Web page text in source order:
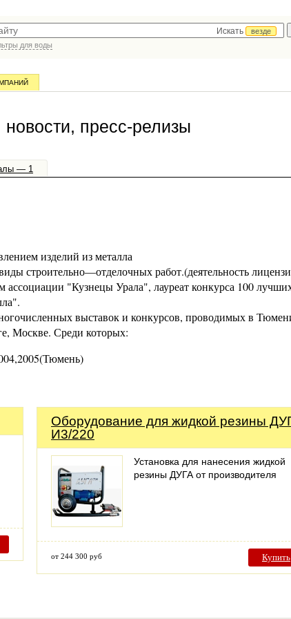
Искать
везде
для воды
пресс-релизы
— 1
изделий из металла
строительно—отделочных работ.(деятельность
"Кузнецы Урала", лауреат конкурса 100
выставок и конкурсов, проводимых в
Москве. Среди которых:
Оборудование для жидкой резины
И3/220
Установка для нанесения жидкой
резины ДУГА от производителя
от 244 300 руб Купить